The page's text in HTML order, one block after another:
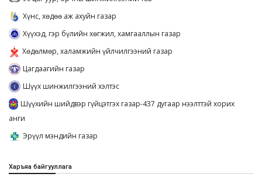
Хүнс, хөдөө аж ахуйн газар
Хүүхэд, гэр бүлийн хөгжил, хамгааллын газар
Хөдөлмөр, халамжийн үйлчилгээний газар
Цагдаагийн газар
Шүүх шинжилгээний хэлтэс
Шүүхийн шийдвэр гүйцэтгэх газар-437 дугаар нээлттэй хорих
анги
Эрүүл мэндийн газар
Харъяа байгууллага